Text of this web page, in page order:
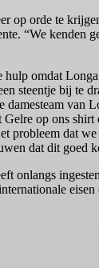
op orde te
“We kenden
omdat
steentje bij te
van
op ons
probleem dat
dat dit goed
onlangs